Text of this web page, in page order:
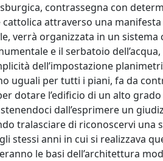
contrassegna con
attraverso una
verrà organizzata in un sistema
e il serbatoio
dell’impostazione
uguali per tutti i piani, fa da
dotare l’edificio di un alto
dall’esprimere un
tralasciare di riconoscervi una
stessi anni in cui si realizzava
le basi dell’architettura